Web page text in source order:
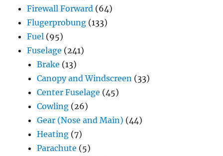
Firewall Forward (64)
Flugerprobung (133)
Fuel (95)
Fuselage (241)
Brake (13)
Canopy and Windscreen (33)
Center Fuselage (45)
Cowling (26)
Gear (Nose and Main) (44)
Heating (7)
Parachute (5)